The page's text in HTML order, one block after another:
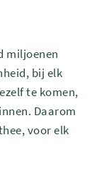
miljoenen
bij elk
te komen,
Daarom
voor elk